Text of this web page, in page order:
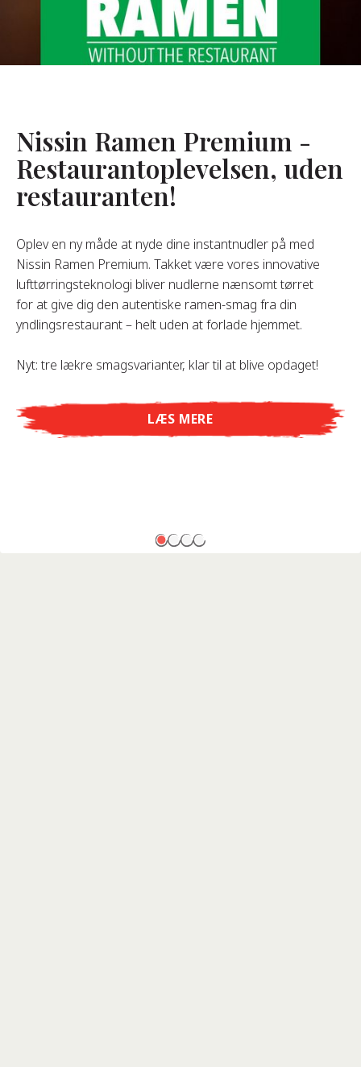
Ofte
Nissin Ramen Premium -
Restaurantoplevelsen, uden
restauranten!
Oplev en ny måde at nyde dine instantnudler på med
Nissin Ramen Premium. Takket være vores innovative
lufttørringsteknologi bliver nudlerne nænsomt tørret
for at give dig den autentiske ramen-smag fra din
yndlingsrestaurant – helt uden at forlade hjemmet.
Nyt: tre lækre smagsvarianter, klar til at blive opdaget!
LÆS MERE